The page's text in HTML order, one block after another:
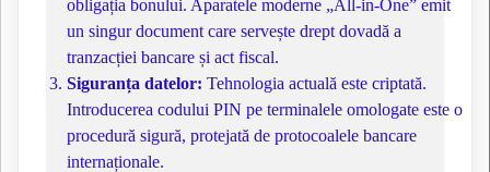
obligația bonului. Aparatele moderne „All-in-One” emit
un singur document care servește drept dovadă a
tranzacției bancare și act fiscal.
Siguranța datelor: Tehnologia actuală este criptată.
Introducerea codului PIN pe terminalele omologate este o
procedură sigură, protejată de protocoalele bancare
internaționale.